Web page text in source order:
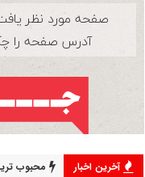
آخرین اخبار محبوب